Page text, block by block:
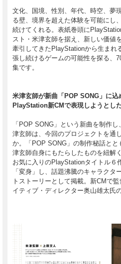
文化、国境、性別、年代、時空、
る壁、境界を超えた体験を可能にし
続けてくれる。表紙巻頭に
スト・米津玄師を据え、新しい価値
牽引してきたPlayStationから生まれ
張し続けるゲームの可能性を探る、
集です。
米津玄師が新曲「POP SONG」に込
PlayStation新CMで表現しようとし
「POP SONG」という新曲を制作
津玄師は、今回のプロジェクトを通
か。「POP SONG」の制作秘話と
津玄師自身にもたらしたものを紐解
お気に入りのPlayStationタイトル６
「変身」し、話題沸騰のキャラクタ
トストーリーとして掲載。新CMで
イティブ・ディレクター奥山雄太氏